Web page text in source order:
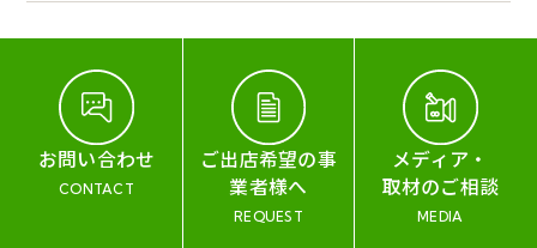
お問い合わせ
CONTACT
ご出店希望の事
業者様へ
REQUEST
メディア・
取材のご相談
MEDIA